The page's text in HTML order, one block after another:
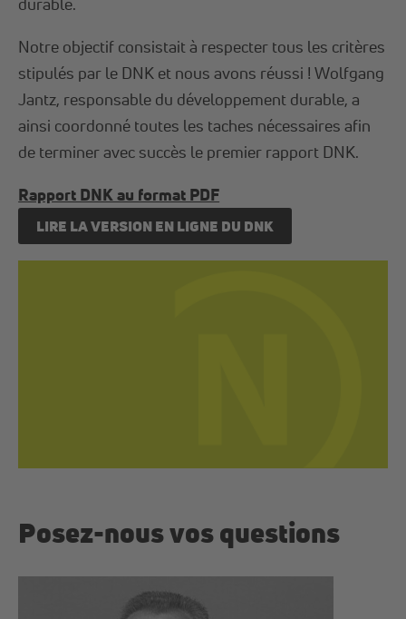
Notre objectif consistait à respecter tous les critères
stipulés par le DNK et nous avons réussi ! Wolfgang
Jantz, responsable du développement durable, a
ainsi coordonné toutes les taches nécessaires afin
de terminer avec succès le premier rapport DNK.
Rapport DNK au format PDF
LIRE LA VERSION EN LIGNE DU DNK
Posez-nous vos questions